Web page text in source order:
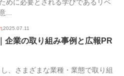
めに必要とされる学びであるリベ
...
2025.07.11
企業の取り組み事例と広報PR
、さまざまな業種・業態で取り組